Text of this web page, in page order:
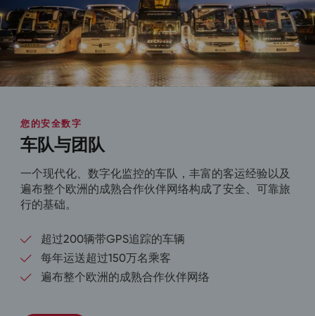
车队与团队
您的安全数字
一个现代化、数字化监控的车队，丰富的客运经验以及
遍布整个欧洲的成熟合作伙伴网络构成了安全、可靠旅
行的基础。
超过200辆带GPS追踪的车辆
每年运送超过150万名乘客
遍布整个欧洲的成熟合作伙伴网络